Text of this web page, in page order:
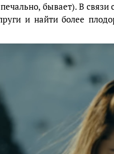
бывает). В связи
и найти более